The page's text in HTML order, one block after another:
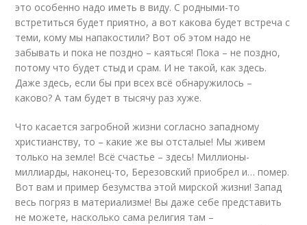
это особенно надо иметь в виду. С родными-то
встретиться будет приятно, а вот какова будет встреча с
теми, кому мы напакостили? Вот об этом надо не
забывать и пока не поздно – каяться! Пока – не поздно,
потому что будет стыд и срам. И не такой, как здесь.
Даже здесь, если бы при всех всё обнаружилось –
каково? А там будет в тысячу раз хуже.
Что касается загробной жизни согласно западному
христианству, то – какие же вы отсталые! Мы живем
только на земле! Всё счастье – здесь! Миллионы-
миллиарды, наконец-то, Березовский приобрел и… помер.
Вот вам и пример безумства этой мирской жизни! Запад
весь погряз в материализме! Вы даже себе представить
не можете, насколько сама религия там –